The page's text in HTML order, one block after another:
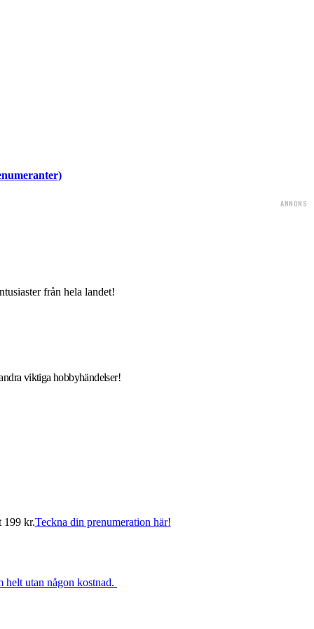
ANNONS
från hela landet!
viktiga hobbyhändelser!
199 kr.Teckna din prenumeration här!
utan någon kostnad.